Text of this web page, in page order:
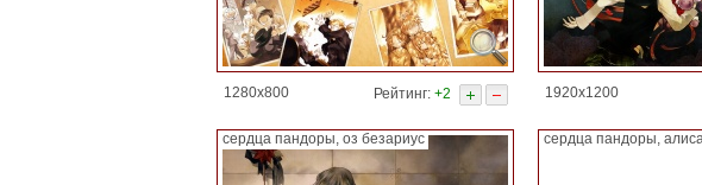
1280x800 Рейтинг: +2 1920x1200
сердца пандоры, оз безариус сердца пандоры,